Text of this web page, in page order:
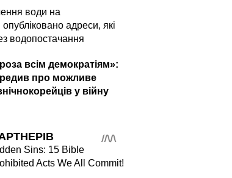
води на
адреси, які
водопостачання
всім демократіям»:
про можливе
у війну
Sins: 15 Bible
Acts We All Commit!